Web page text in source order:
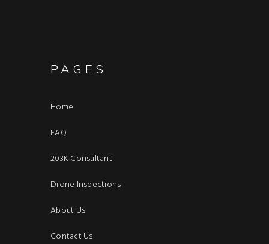
PAGES
Home
FAQ
203K Consultant
Drone Inspections
About Us
Contact Us